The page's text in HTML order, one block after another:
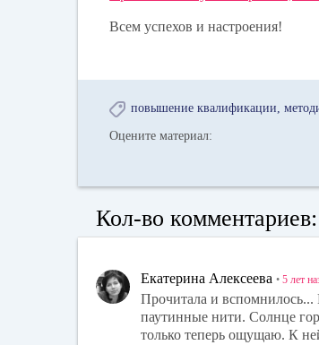
Всем успехов и настроения!
повышение квалификации
Оцените материал:
Кол-во
Екатерина Алексеева • 5 лет
Прочитала и вспомнилось...
паутинные нити. Солнце
только теперь ощущаю. К